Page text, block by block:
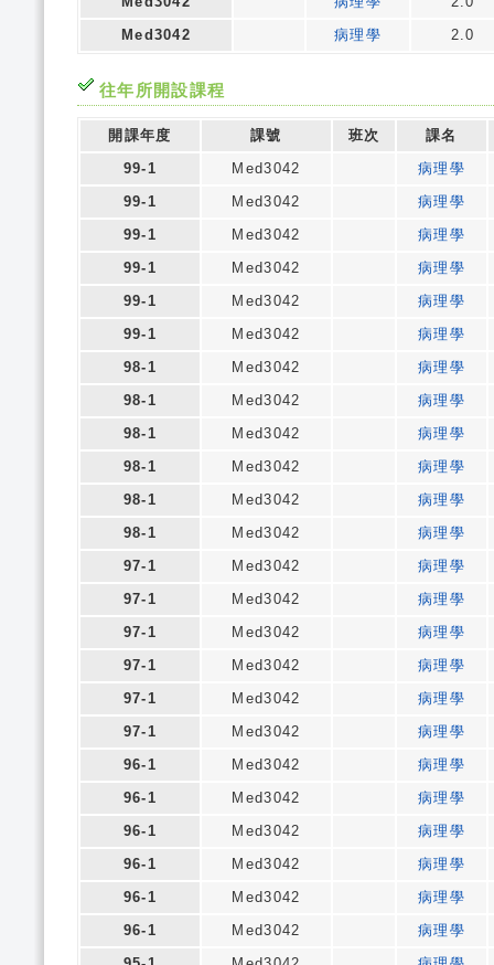
Med3042
病理學 2.0
往年所開設課程
開課年度 課號 班次
課名
99-1
Med3042
病理學
99-1
Med3042
病理學
99-1
Med3042
病理學
99-1
Med3042
病理學
99-1
Med3042
病理學
99-1
Med3042
病理學
98-1
Med3042
病理學
98-1
Med3042
病理學
98-1
Med3042
病理學
98-1
Med3042
病理學
98-1
Med3042
病理學
98-1
Med3042
病理學
97-1
Med3042
病理學
97-1
Med3042
病理學
97-1
Med3042
病理學
97-1
Med3042
病理學
97-1
Med3042
病理學
97-1
Med3042
病理學
96-1
Med3042
病理學
96-1
Med3042
病理學
96-1
Med3042
病理學
96-1
Med3042
病理學
96-1
Med3042
病理學
96-1
Med3042
病理學